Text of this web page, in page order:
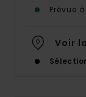
Prévue
Voir